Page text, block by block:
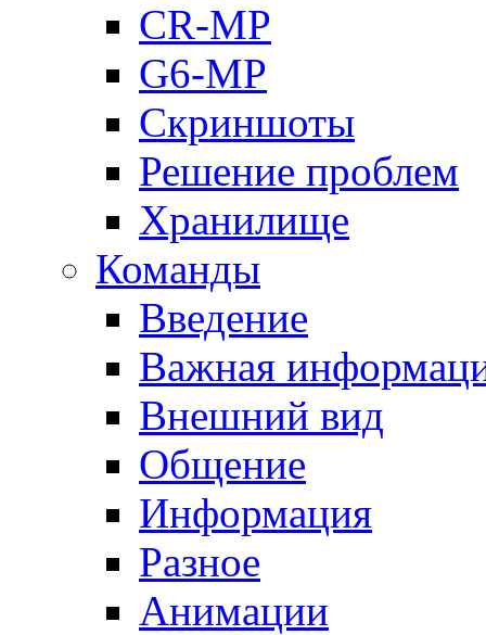
CR-MP
G6-MP
Скриншоты
Решение проблем
Хранилище
Команды
Введение
Важная
Внешний вид
Общение
Информация
Разное
Анимации